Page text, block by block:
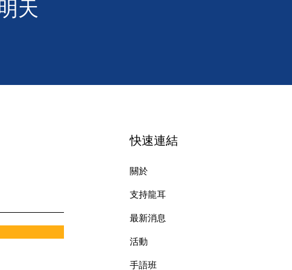
天
快速連結
關於
支持龍耳
最新消息
​活動
手語班